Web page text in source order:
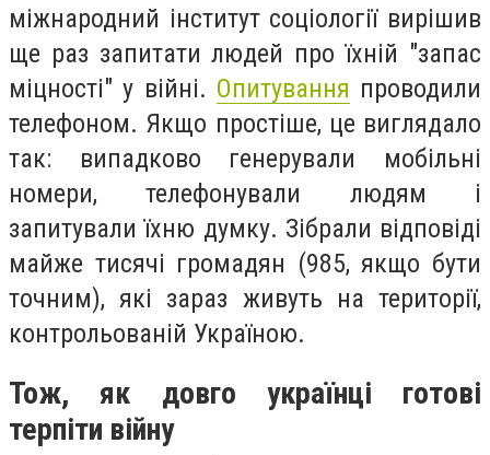
міжнародний інститут соціології вирішив
ще раз запитати людей про їхній "запас
міцності" у війні. Опитування проводили
телефоном. Якщо простіше, це виглядало
так: випадково генерували мобільні
номери, телефонували людям і
запитували їхню думку. Зібрали відповіді
майже тисячі громадян (985, якщо бути
точним), які зараз живуть на території,
контрольованій Україною.
Тож, як довго українці готові
терпіти війну